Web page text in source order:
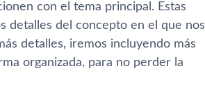
con el tema principal. Estas
detalles del concepto en el que nos
detalles, iremos incluyendo más
organizada, para no perder la